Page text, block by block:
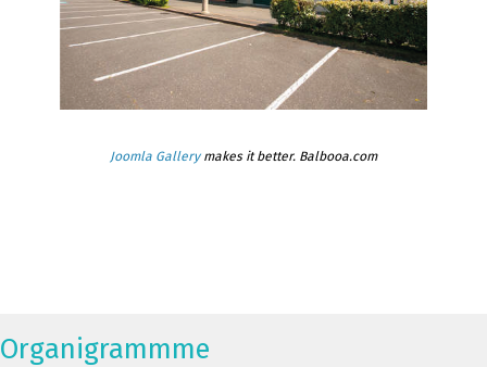
Joomla Gallerymakes it better. Balbooa.com
Organigrammme